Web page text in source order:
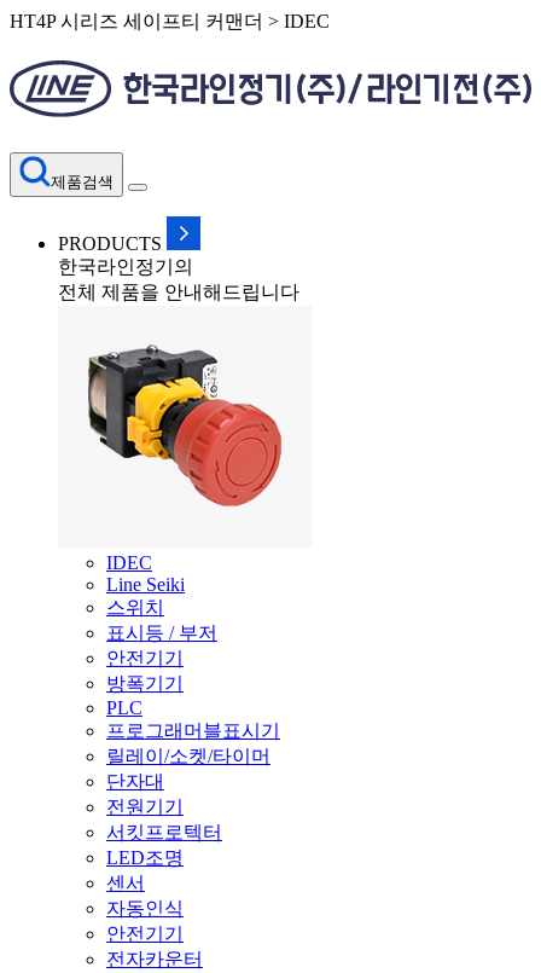
HT4P 시리즈 세이프티 커맨더 > IDEC
제품검색
PRODUCTS
한국라인정기의
전체 제품을 안내해드립니다
IDEC
Line Seiki
스위치
표시등 / 부저
안전기기
방폭기기
PLC
프로그래머블표시기
릴레이/소켓/타이머
단자대
전원기기
서킷프로텍터
LED조명
센서
자동인식
안전기기
전자카운터